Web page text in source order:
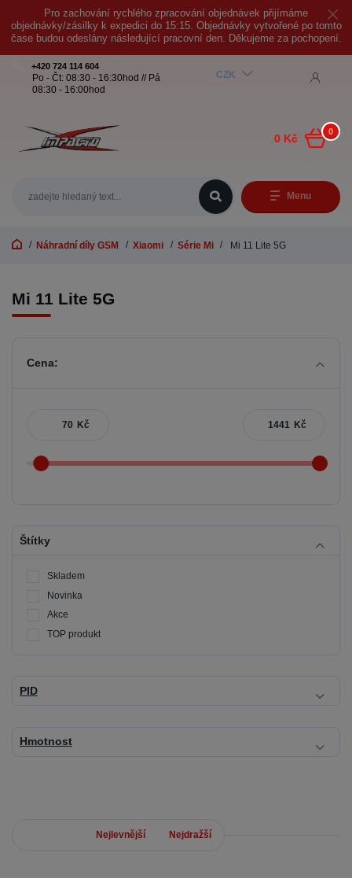
Pro zachování rychlého zpracování objednávek přijímáme
objednávky/zásilky k expedici do 15:15. Objednávky vytvořené po tomto
čase budou odeslány následující pracovní den. Děkujeme za pochopení.
Menu
CZK
+420 724 114 604
Po - Čt: 08:30 - 16:30hod // Pá
08:30 - 16:00hod
0
0 Kč
Náhradní díly GSM Xiaomi Série Mi Mi 11 Lite 5G
Mi 11 Lite 5G
Cena:
Kč Kč
Štítky
Skladem
Novinka
Akce
TOP produkt
PID
Hmotnost
Nejlevnější Nejdražší